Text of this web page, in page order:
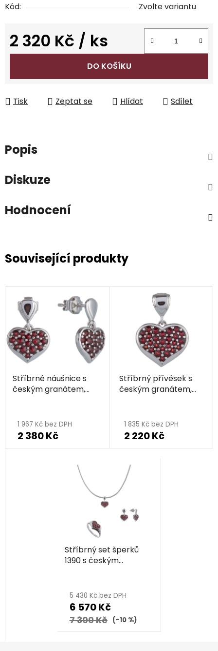
Kód:
Zvolte variantu
2 320 Kč / ks
Měrná cena:
DO KOŠÍKU
Tisk Zeptat se Hlídat Sdílet
Popis
Diskuze
Hodnocení
Související produkty
Stříbrné náušnice s
českým granátem,
1 967 Kč bez DPH
2 380 Kč
Stříbrný přívěsek s
českým granátem,
1 835 Kč bez DPH
2 220 Kč
Stříbrný set šperků
1390 s českým
5 430 Kč bez DPH
6 570 Kč
7 300 Kč (–10 %)